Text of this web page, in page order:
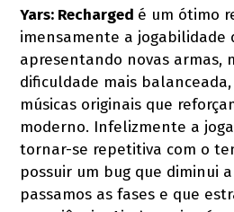
Yars: Recharged é um ótimo
imensamente a jogabilidade
apresentando novas armas,
dificuldade mais balanceada,
músicas originais que
moderno. Infelizmente a
tornar-se repetitiva com o
possuir um bug que diminui
passamos as fases e que